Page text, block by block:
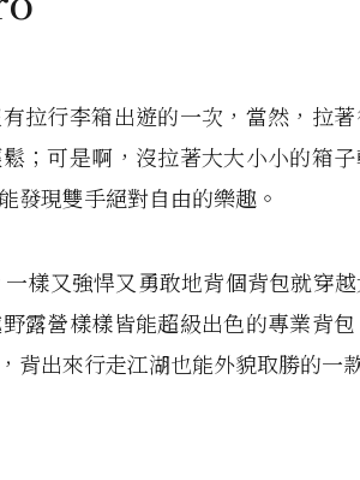
拉行李箱出遊的一次，當然，拉
；可是啊，沒拉著大大小小的箱
發現雙手絕對自由的樂趣。
樣又強悍又勇敢地背個背包就穿越
露營樣樣皆能超級出色的專業背
背出來行走江湖也能外貌取勝的一